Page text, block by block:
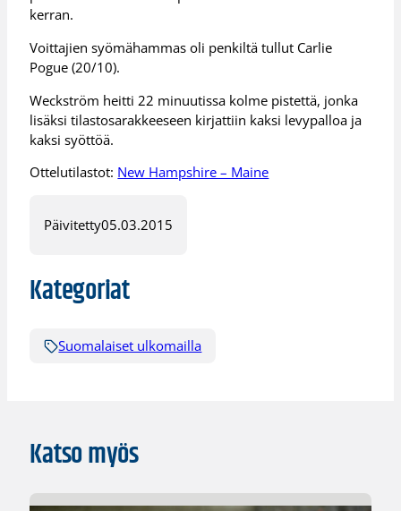
kerran.
Voittajien syömähammas oli penkiltä tullut Carlie
Pogue (20/10).
Weckström heitti 22 minuutissa kolme pistettä, jonka
lisäksi tilastosarakkeeseen kirjattiin kaksi levypalloa ja
kaksi syöttöä.
Ottelutilastot: New Hampshire – Maine
Päivitetty05.03.2015
Kategoriat
Suomalaiset ulkomailla
Katso myös